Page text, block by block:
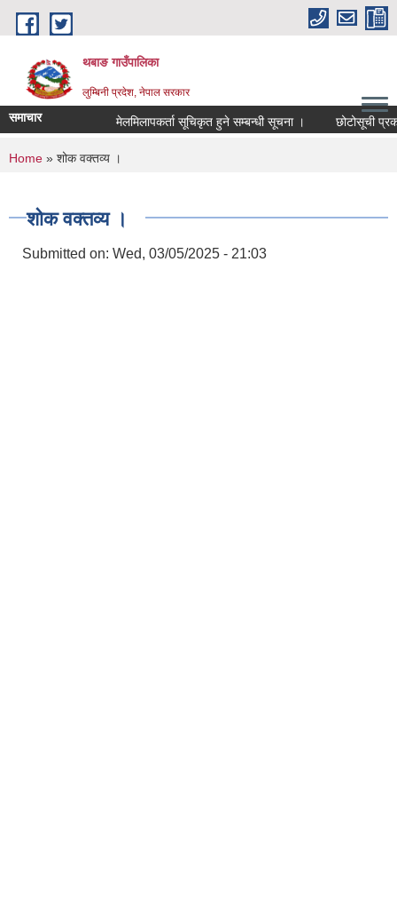
Skip to main content
थबाङ गाउँपालिका
लुम्बिनी प्रदेश, नेपाल सरकार
समाचार मेलमिलापकर्ता सूचिकृत हुने सम्बन्धी सूचना । छोटोसूची
You are here
Home » शोक वक्तव्य ।
शोक वक्तव्य ।
Submitted on: Wed, 03/05/2025 - 21:03